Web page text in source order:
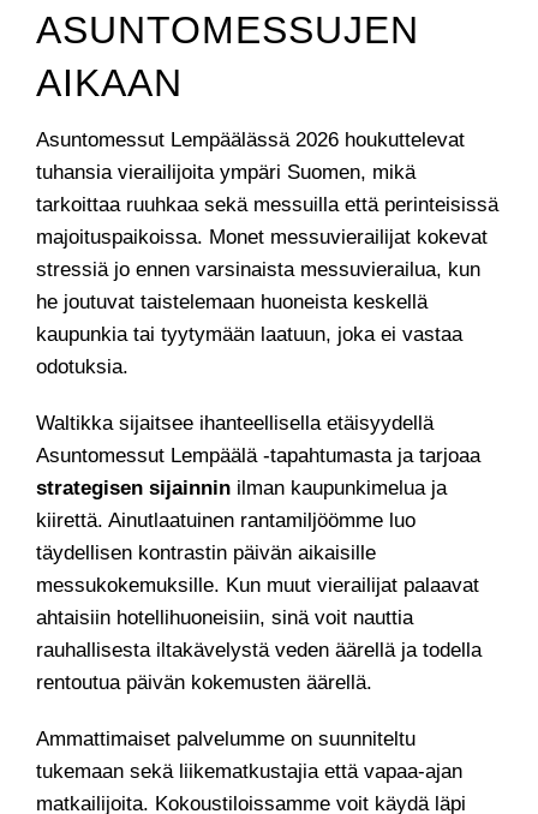
ASUNTOMESSUJEN
AIKAAN
Asuntomessut Lempäälässä 2026 houkuttelevat
tuhansia vierailijoita ympäri Suomen, mikä
tarkoittaa ruuhkaa sekä messuilla että perinteisissä
majoituspaikoissa. Monet messuvierailijat kokevat
stressiä jo ennen varsinaista messuvierailua, kun
he joutuvat taistelemaan huoneista keskellä
kaupunkia tai tyytymään laatuun, joka ei vastaa
odotuksia.
Waltikka sijaitsee ihanteellisella etäisyydellä
Asuntomessut Lempäälä -tapahtumasta ja tarjoaa
strategisen sijainnin ilman kaupunkimelua ja
kiirettä. Ainutlaatuinen rantamiljöömme luo
täydellisen kontrastin päivän aikaisille
messukokemuksille. Kun muut vierailijat palaavat
ahtaisiin hotellihuoneisiin, sinä voit nauttia
rauhallisesta iltakävelystä veden äärellä ja todella
rentoutua päivän kokemusten äärellä.
Ammattimaiset palvelumme on suunniteltu
tukemaan sekä liikematkustajia että vapaa-ajan
matkailijoita. Kokoustiloissamme voit käydä läpi